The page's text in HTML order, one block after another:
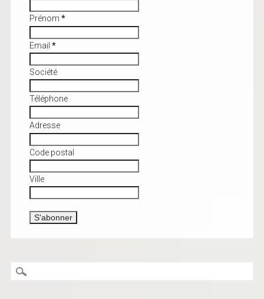
Prénom *
Email *
Société
Téléphone
Adresse
Code postal
Ville